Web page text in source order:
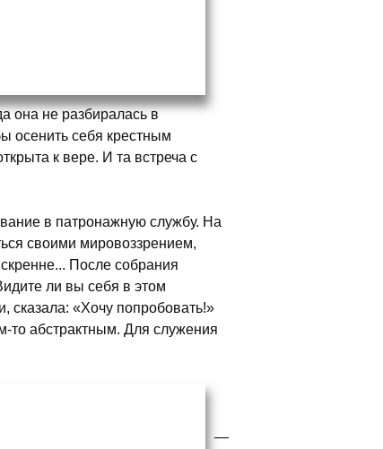
она не разбиралась в
осенить себя крестным
к вере. И та встреча с
в патронажную службу. На
своими мировоззрением,
После собрания
ли вы себя в этом
сказала: «Хочу попробовать!»
то абстрактным. Для служения
—